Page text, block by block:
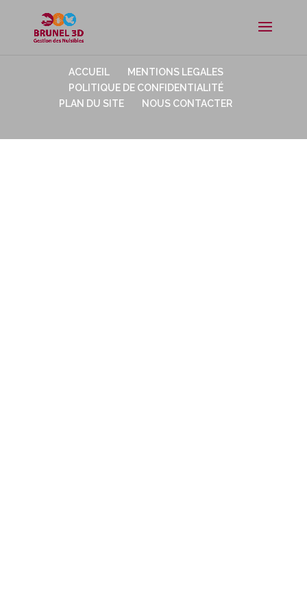
ACCUEIL
MENTIONS LEGALES
POLITIQUE DE CONFIDENTIALITÉ
PLAN DU SITE
NOUS CONTACTER